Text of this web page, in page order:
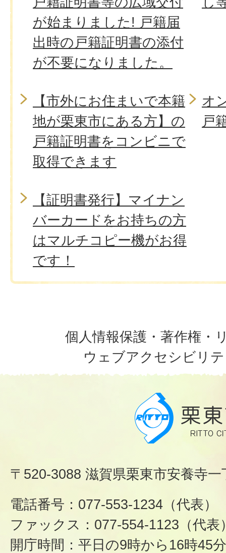
が始まりました! 戸籍届
出時の戸籍証明書の添付
が不要になりました。
【市外にお住まいで本籍
地が栗東市にある方】の
戸籍証明書をコンビニで
取得できます
オ
戸
【証明書発行】マイナン
バーカードをお持ちの方
はマルチコピー機がお得
です！
個人情報保護・著作権・
ウェブアクセシビリ
〒520-3088 滋賀県栗東市安養寺
電話番号：077-553-1234（代表）
ファックス：077-554-1123（代表
開庁時間：平日の9時から16時45分